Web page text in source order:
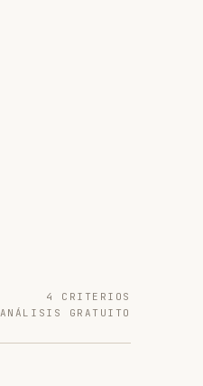
4 CRITERIOS
ANÁLISIS GRATUITO